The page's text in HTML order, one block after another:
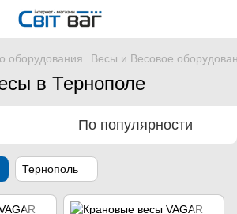
оборудования Весы и Весовое
в Тернополе
По популярности
Тернополь